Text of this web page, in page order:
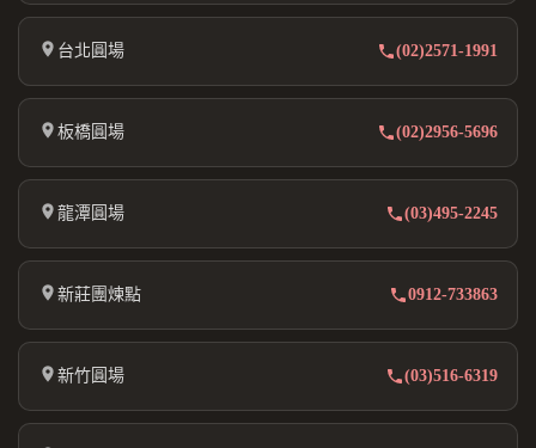
台北圓場 (02)2571-1991
板橋圓場 (02)2956-5696
龍潭圓場 (03)495-2245
新莊團煉點 0912-733863
新竹圓場 (03)516-6319